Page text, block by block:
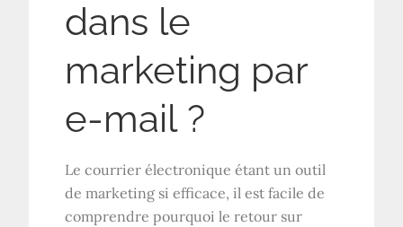
dans le
marketing par
e-mail ?
Le courrier électronique étant un outil
de marketing si efficace, il est facile de
comprendre pourquoi le retour sur